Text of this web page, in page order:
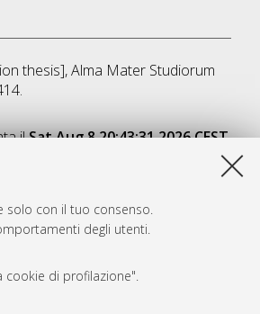
solo con il tuo consenso.
degli utenti.
cookie di profilazione".
thesis], Alma Mater Studiorum
ilSat Aug 8 20:43:31 2026 CEST.